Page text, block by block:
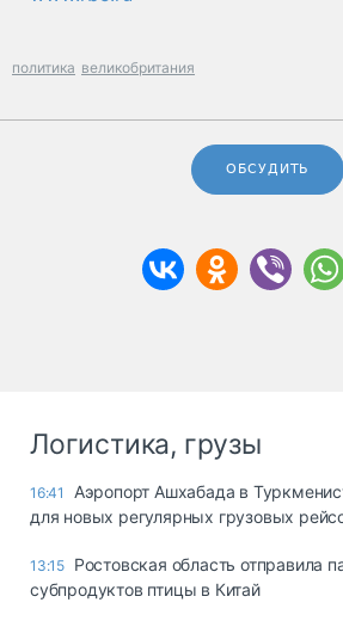
политика великобритания
ОБСУДИТЬ
Логистика, грузы
16:41
Аэропорт Ашхабада в
для новых регулярных грузовых
13:15 Ростовская область отправила
субпродуктов птицы в Китай